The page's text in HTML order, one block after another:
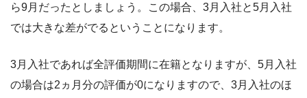
ら9月だったとしましょう。この場合、3月入社と5月入社
では大きな差がでるということになります。
3月入社であれば全評価期間に在籍となりますが、5月入社
の場合は2ヵ月分の評価が0になりますので、3月入社のほ